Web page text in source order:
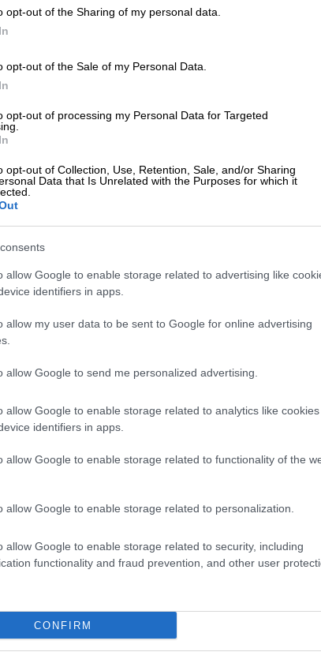
opt-out of the Sharing of my personal data.
opt-out of the Sale of my Personal Data.
opt-out of processing my Personal Data for Targeted
opt-out of Collection, Use, Retention, Sale, and/or Sharing
Data that Is Unrelated with the Purposes for which it
allow Google to enable storage related to advertising like
identifiers in apps.
allow my user data to be sent to Google for online advertising
allow Google to send me personalized advertising.
allow Google to enable storage related to analytics like cookies
identifiers in apps.
allow Google to enable storage related to functionality of the
allow Google to enable storage related to personalization.
allow Google to enable storage related to security, including
functionality and fraud prevention, and other user
CONFIRM
Πολιτική|16.07.2026 14:56
Ευρωπαϊκής Εισαγγελίας
Τι δήλωσε ο βουλευτής Καρδίτσας
| 10.07.2026 06:00
ινφλουένσερς και το «φάντασμα»
-
Πολιτική|08.07.2026 15:08
Ντίλιαν και Δημητριάδη για τις
υποκλοπές - Συγκάλυψη
Η κυβερνητική πλειοψηφία
καταψήφισε το αίτημα μετά από μία